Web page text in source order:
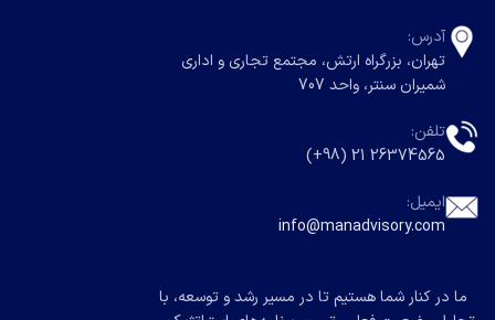
آدرس:
تهران، بزرگراه ارتش، مجتمع تجاری و اداری
شمیران سنتر، واحد 707
تلفن:
26374565 21 (98+)
ایمیل:
info@manadvisory.com
ما در کنار شما هستیم تا در مسیر رشد و توسعه، با